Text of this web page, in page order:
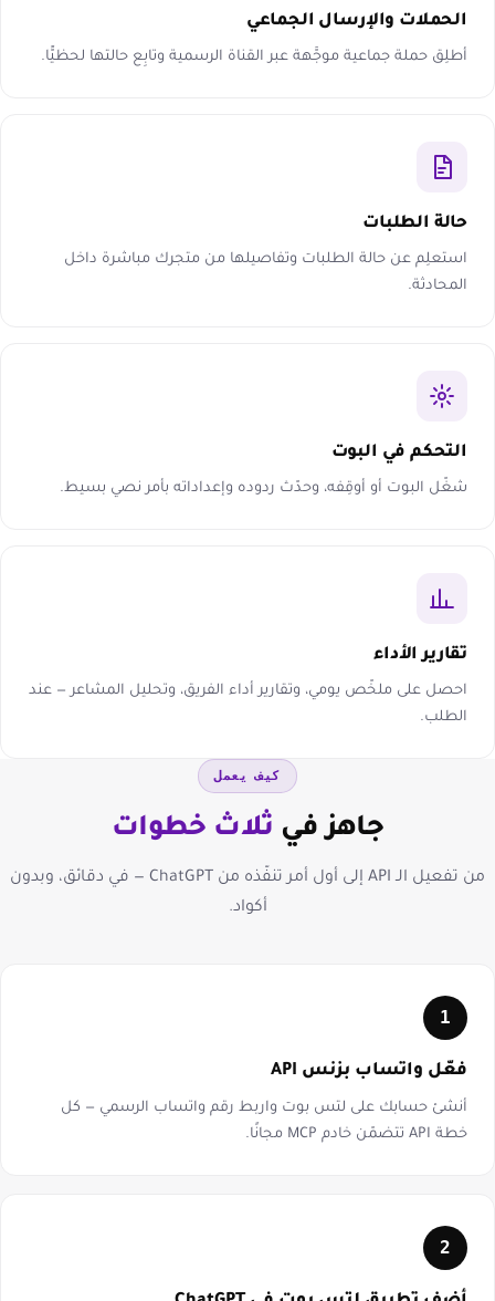
الحملات والإرسال الجماعي
أطلِق حملة جماعية موجَّهة عبر القناة الرسمية وتابِع حالتها لحظيًّا.
حالة الطلبات
استعلِم عن حالة الطلبات وتفاصيلها من متجرك مباشرة داخل
المحادثة.
التحكم في البوت
شغّل البوت أو أوقِفه، وحدّث ردوده وإعداداته بأمر نصي بسيط.
تقارير الأداء
احصل على ملخّص يومي، وتقارير أداء الفريق، وتحليل المشاعر — عند
الطلب.
كيف يعمل
جاهز في ثلاث خطوات
من تفعيل الـ API إلى أول أمر تنفّذه من ChatGPT — في دقائق، وبدون
أكواد.
1
فعّل واتساب بزنس API
أنشئ حسابك على لتس بوت واربط رقم واتساب الرسمي — كل
خطة API تتضمّن خادم MCP مجانًا.
2